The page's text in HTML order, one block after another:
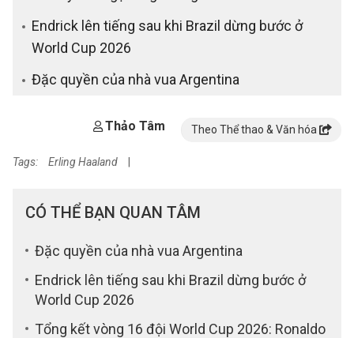
Endrick lên tiếng sau khi Brazil dừng bước ở
World Cup 2026
Đặc quyền của nhà vua Argentina
Thảo Tâm Theo Thể thao & Văn hóa
Tags: Erling Haaland
CÓ THỂ BẠN QUAN TÂM
Đặc quyền của nhà vua Argentina
Endrick lên tiếng sau khi Brazil dừng bước ở
World Cup 2026
Tổng kết vòng 16 đội World Cup 2026: Ronaldo